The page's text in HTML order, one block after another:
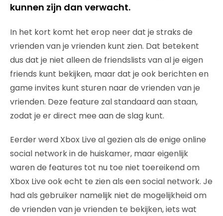
kunnen zijn dan verwacht.
In het kort komt het erop neer dat je straks de
vrienden van je vrienden kunt zien. Dat betekent
dus dat je niet alleen de friendslists van al je eigen
friends kunt bekijken, maar dat je ook berichten en
game invites kunt sturen naar de vrienden van je
vrienden. Deze feature zal standaard aan staan,
zodat je er direct mee aan de slag kunt.
Eerder werd Xbox Live al gezien als de enige online
social network in de huiskamer, maar eigenlijk
waren de features tot nu toe niet toereikend om
Xbox Live ook echt te zien als een social network. Je
had als gebruiker namelijk niet de mogelijkheid om
de vrienden van je vrienden te bekijken, iets wat